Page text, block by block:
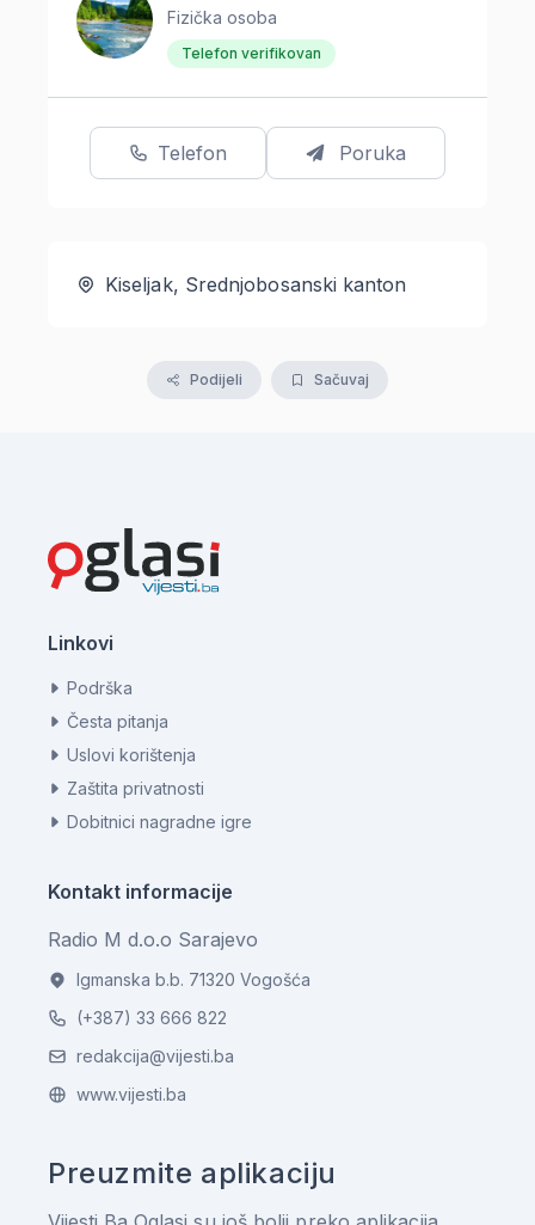
Fizička osoba
Telefon verifikovan
Telefon Poruka
Kiseljak, Srednjobosanski kanton
Podijeli Sačuvaj
Linkovi
Podrška
Česta pitanja
Uslovi korištenja
Zaštita privatnosti
Dobitnici nagradne igre
Kontakt informacije
Radio M d.o.o Sarajevo
Igmanska b.b. 71320 Vogošća
(+387) 33 666 822
redakcija@vijesti.ba
www.vijesti.ba
Preuzmite aplikaciju